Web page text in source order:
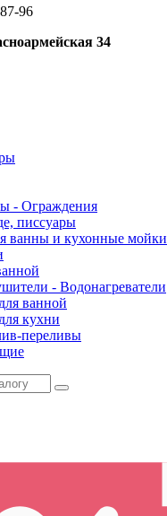
96
34
- Ограждения
писсуары
ванны и кухонные мойки
- Водонагреватели
ванной
кухни
переливы